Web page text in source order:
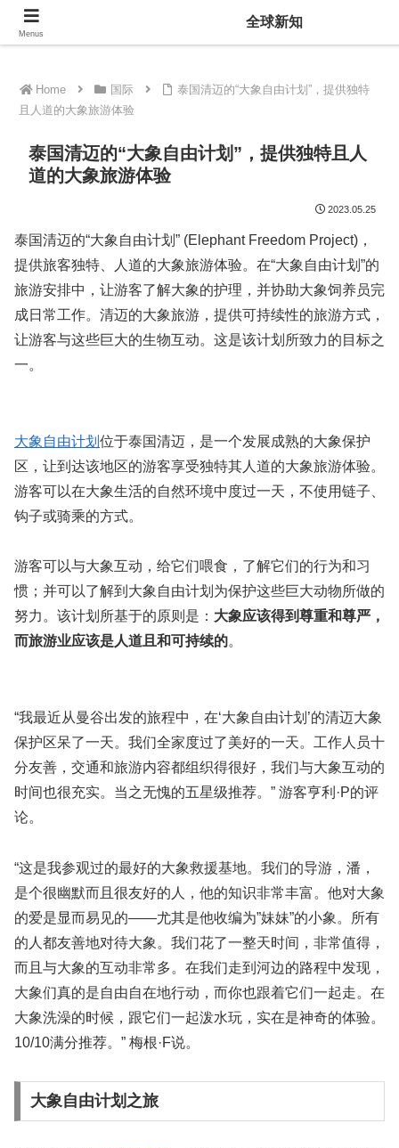
Home 国际
泰国清迈的“大象自由计划”，提供独特
且人道的大象旅游体验
泰国清迈的“大象自由计划”，提供独特且人
道的大象旅游体验
2023.05.25
泰国清迈的“大象自由计划” (Elephant Freedom Project)，
提供旅客独特、人道的大象旅游体验。在“大象自由计划”的
旅游安排中，让游客了解大象的护理，并协助大象饲养员完
成日常工作。清迈的大象旅游，提供可持续性的旅游方式，
让游客与这些巨大的生物互动。这是该计划所致力的目标之
一。
大象自由计划 位于泰国清迈，是一个发展成熟的大象保护
区，让到达该地区的游客享受独特其人道的大象旅游体验。
游客可以在大象生活的自然环境中度过一天，不使用链子、
钩子或骑乘的方式。
游客可以与大象互动，给它们喂食，了解它们的行为和习
惯；并可以了解到大象自由计划为保护这些巨大动物所做的
努力。该计划所基于的原则是： 大象应该得到尊重和尊严，
而旅游业应该是人道且和可持续的。
“我最近从曼谷出发的旅程中，在‘大象自由计划’的清迈大象
保护区呆了一天。我们全家度过了美好的一天。工作人员十
分友善，交通和旅游内容都组织得很好，我们与大象互动的
时间也很充实。当之无愧的五星级推荐。” 游客亨利·P的评
论。
“这是我参观过的最好的大象救援基地。我们的导游，潘，
是个很幽默而且很友好的人，他的知识非常丰富。他对大象
的爱是显而易见的——尤其是他收编为”妹妹”的小象。所有
的人都友善地对待大象。我们花了一整天时间，非常值得，
而且与大象的互动非常多。在我们走到河边的路程中发现，
大象们真的是自由自在地行动，而你也跟着它们一起走。在
大象洗澡的时候，跟它们一起泼水玩，实在是神奇的体验。
10/10满分推荐。” 梅根·F说。
大象自由计划之旅
Menus
全球新知